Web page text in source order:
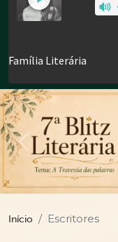
Previous
Início Escritores